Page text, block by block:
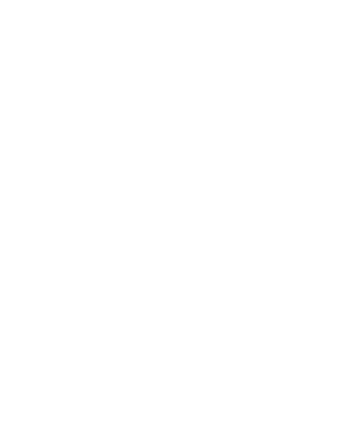
《牧式情歌》《不要对我说再见》
去你》《对着月亮说爱你》《你情我愿》
缘》
两个人》《口风琴-又见山里红》《口哨-尘埃
好》《手舞-如花似玉》《手舞-四女人心》
八仙》《黄梅小调-财神来到我家门》《天
追鱼》《沪剧-燕燕做媒》《沪剧-金丝鸟》